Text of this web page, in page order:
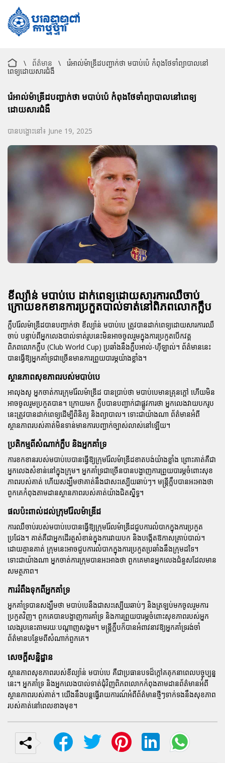
\ ព័ត៌មាន \
រ៉េអាល់ម៉ាឌ្រីដបញ្ជាក់ថា មបាប់ប៉េ កំពុងថែទាំព្យាបាលនៅ
ពេទ្យដោយសារជំងឺ
រ៉េអាល់ម៉ាឌ្រីដបញ្ជាក់ថា មបាប់ប៉េ កំពុងថែទាំព្យាបាលនៅពេទ្យ
ដោយសារជំងឺ
បានបង្ហោះនៅ៖ June 19, 2025
ខីល្យ៉ាន់ មបាប់បេ ដាក់ពេទ្យដោយសារការឈឺចាប់
ក្រោយខកខានការប្រកួតបាល់ទាត់នៅពិភពលោកក្លឹប
ក្លឹបរ៉ែលម៉ាឌ្រីដបានបញ្ជាក់ថា ខីល្យ៉ាន់ មបាប់បេ ត្រូវបានដាក់ពេទ្យដោយសារការឈឺ
ចាប់ បន្ទាប់ពីអ្នកលេងបាល់ទាត់រូបនេះមិនអាចចូលរួមក្នុងការប្រកួតបើកវគ្គ
ពិភពលោកក្លឹប (Club World Cup) ប្រឆាំងនឹងក្លឹបអាល់-ហ៊ីឡាល់។ ព័ត៌មាននេះ
បានធ្វើឱ្យអ្នកគាំទ្រជាច្រើនមានការព្រួយបារម្ភយ៉ាងខ្លាំង។
ស្ថានភាពសុខភាពរបស់មបាប់បេ
អាលុងសូ អ្នកចាត់ការក្រុមរ៉ែលម៉ាឌ្រីដ បានប្រាប់ថា មបាប់បេមានគ្រុនក្តៅ ហើយមិន
អាចចូលរួមប្រកួតបាន។ ក្រោយមក ក្លឹបបានបញ្ជាក់ជាផ្លូវការថា អ្នកលេងវាយបករូប
នេះត្រូវបានដាក់ពេទ្យដើម្បីពិនិត្យ និងព្យាបាល។ ទោះជាយ៉ាងណា ព័ត៌មានអំពី
ស្ថានភាពរបស់គាត់មិនទាន់មានការបញ្ជាក់ច្បាស់លាស់នៅឡើយ។
ប្រតិកម្មពីសំណាក់ក្លឹប និងអ្នកគាំទ្រ
ការខកខានរបស់មបាប់បេបានធ្វើឱ្យក្រុមរ៉ែលម៉ាឌ្រីដខាតបង់យ៉ាងខ្លាំង ព្រោះគាត់គឺជា
អ្នកលេងសំខាន់នៅក្នុងក្រុម។ អ្នកគាំទ្រជាច្រើនបានបង្ហាញការព្រួយបារម្ភចំពោះសុខ
ភាពរបស់គាត់ ហើយសង្ឃឹមថាគាត់នឹងជាសះស្បើយឆាប់ៗ។ មន្ត្រីក្លឹបបានអះអាងថា
ពួកគេកំពុងតាមដានស្ថានភាពរបស់គាត់យ៉ាងជិតស្និទ្ធ។
ផលប៉ះពាល់ដល់ក្រុមរ៉ែលម៉ាឌ្រីដ
ការឈឺចាប់របស់មបាប់បេបានធ្វើឱ្យក្រុមរ៉ែលម៉ាឌ្រីដជួបការលំបាកក្នុងការប្រកួត
ប្រជែង។ គាត់គឺជាអ្នកដើរតួសំខាន់ក្នុងការវាយបក និងបង្កើតឱកាសគ្រាប់បាល់។
ដោយគ្មានគាត់ ក្រុមនេះអាចជួបការលំបាកក្នុងការប្រកួតប្រឆាំងនឹងក្រុមដទៃ។
ទោះជាយ៉ាងណា អ្នកចាត់ការក្រុមបានអះអាងថា ពួកគេមានអ្នកលេងជំនួសដែលមាន
សមត្ថភាព។
ការរំពឹងទុកពីអ្នកគាំទ្រ
អ្នកគាំទ្របានសង្ឃឹមថា មបាប់បេនឹងជាសះស្បើយឆាប់ៗ និងត្រឡប់មកចូលរួមការ
ប្រកួតវិញ។ ពួកគេបានបង្ហាញការគាំទ្រ និងការព្រួយបារម្ភចំពោះសុខភាពរបស់អ្នក
លេងរូបនេះតាមរយៈបណ្តាញសង្គម។ មន្ត្រីក្លឹបក៏បានអំពាវនាវឱ្យអ្នកគាំទ្ររង់ចាំ
ព័ត៌មានបន្ថែមពីសំណាក់ពួកគេ។
សេចក្តីសន្និដ្ឋាន
ស្ថានភាពសុខភាពរបស់ខីល្យ៉ាន់ មបាប់បេ គឺជាប្រធានបទដ៏ក្តៅគគុកនាពេលបច្ចុប្បន្ន
នេះ។ អ្នកគាំទ្រ និងអ្នកលេងបាល់ទាត់ជុំវិញពិភពលោកកំពុងតាមដានព័ត៌មានអំពី
ស្ថានភាពរបស់គាត់។ យើងនឹងបន្តធ្វើរាយការណ៍អំពីព័ត៌មានថ្មីៗទាក់ទងនឹងសុខភាព
របស់គាត់នៅពេលខាងមុខ។